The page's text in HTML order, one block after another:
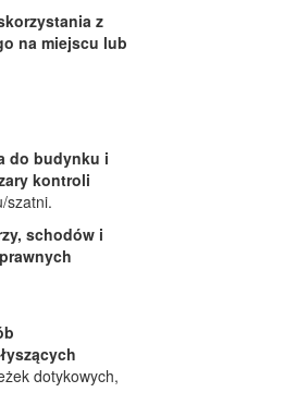
z
na miejscu lub
do budynku i
kontroli
szatni.
schodów i
dotykowych,